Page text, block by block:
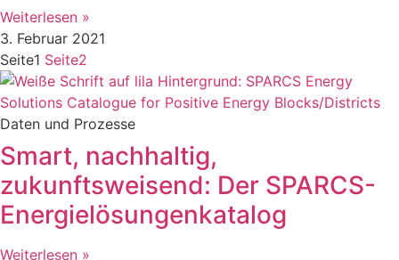
Weiterlesen »
3. Februar 2021
Seite1 Seite2
Daten und Prozesse
Smart, nachhaltig,
zukunftsweisend: Der SPARCS-
Energielösungenkatalog
Weiterlesen »